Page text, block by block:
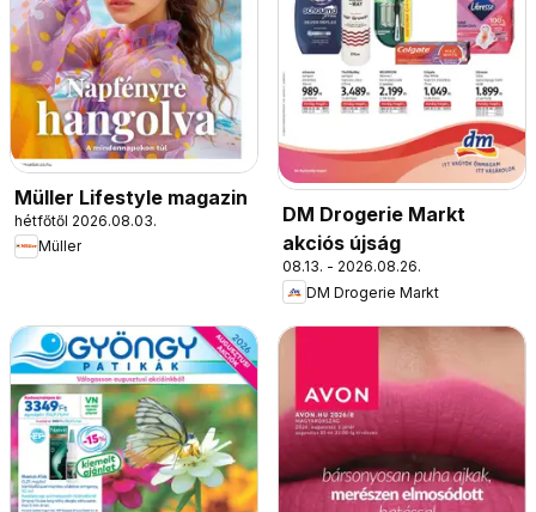
Müller Lifestyle magazin
hétfőtől 2026.08.03.
Müller
DM Drogerie Markt
akciós újság
08.13. - 2026.08.26.
DM Drogerie Markt